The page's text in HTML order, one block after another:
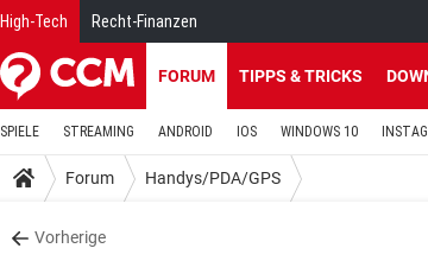
High-Tech Recht-Finanzen
FORUM TIPPS & TRICKS
SPIELE STREAMING ANDROID IOS WINDOWS 10
Forum Handys/PDA/GPS
Vorherige